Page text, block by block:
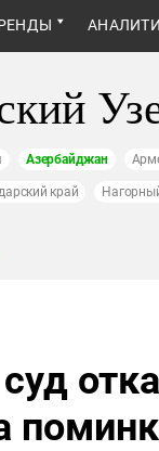
Азербайджан
край